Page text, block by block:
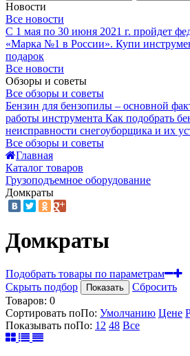
Новости
Все новости
С 1 мая по 30 июня 2021 г. пройдет
«Марка №1 в России». Купи
подарок
Все новости
Обзоры и советы
Все обзоры и советы
Бензин для бензопилы – основной
работы инструмента Как подобрать
неисправности снегоуборщика и их
Все обзоры и советы
Главная
Каталог товаров
Грузоподъемное оборудование
Домкраты
Домкраты
Подобрать товары по параметрам
Скрыть подбор
Показать
Сбросить
Товаров: 0
Сортировать поПо: Умолчанию Цене
Показывать поПо: 12 48 Все